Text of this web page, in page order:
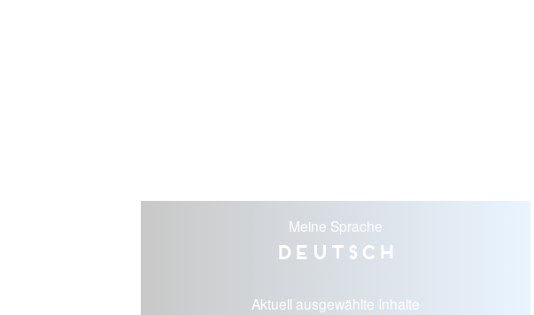
Meine Sprache
Deutsch
Aktuell ausgewählte Inhalte